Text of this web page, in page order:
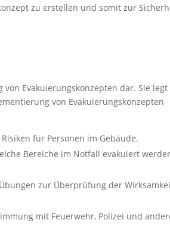
zu erstellen und somit zur
Evakuierungskonzepten dar. Sie legt
von Evakuierungskonzepten
für Personen im Gebäude.
Bereiche im Notfall evakuiert
zur Überprüfung der
mit Feuerwehr, Polizei und